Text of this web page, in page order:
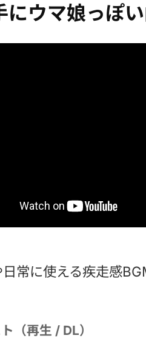
にウマ娘っぽ
日常に使える疾走感
（再生 / DL）